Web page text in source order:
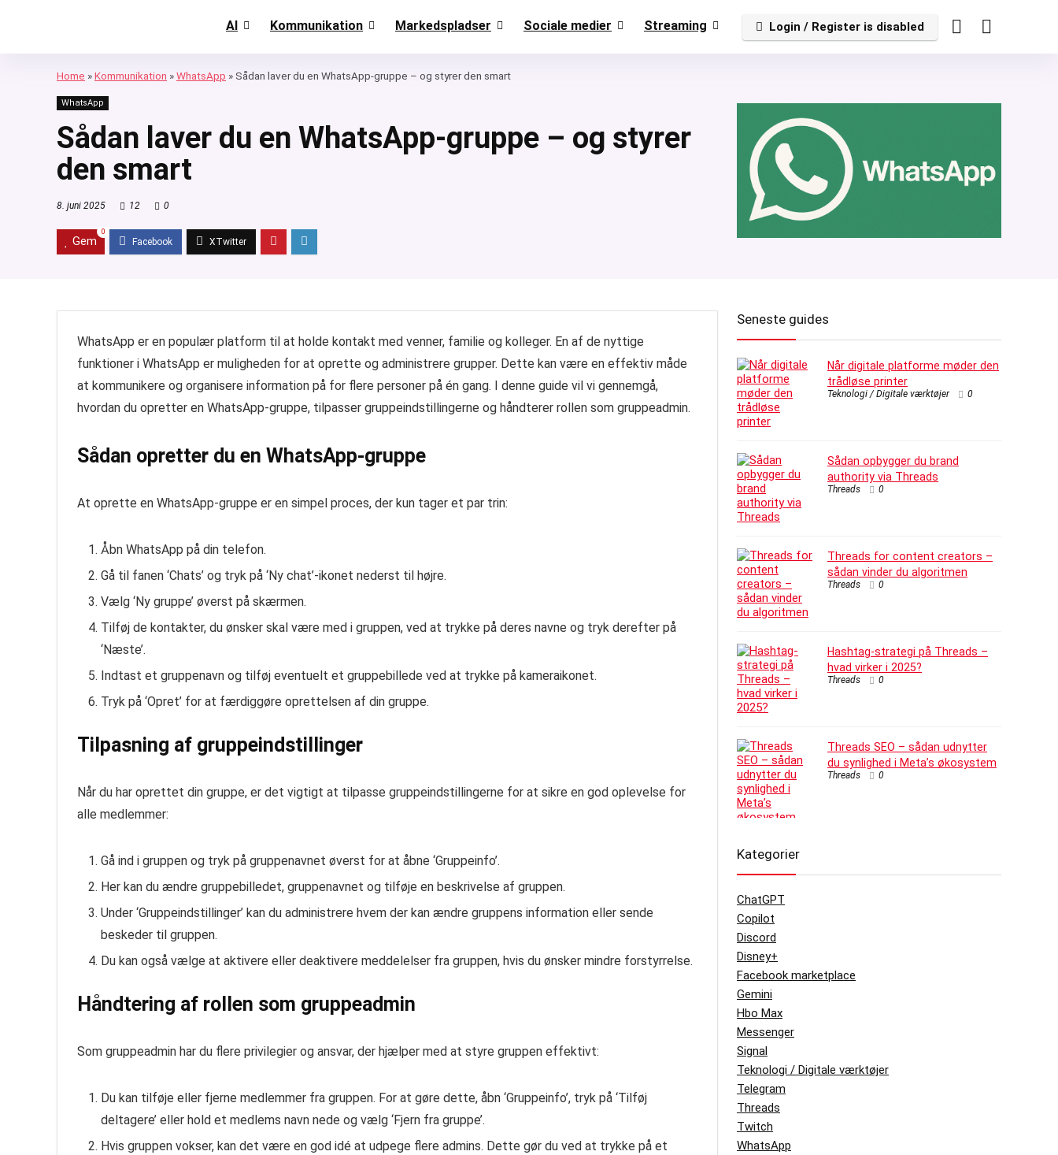
AI Kommunikation Markedspladser Sociale medier Streaming Login / Register is disabled
Home »Kommunikation »WhatsApp »Sådan laver du en WhatsApp-gruppe – og styrer den smart
WhatsApp
Sådan laver du en WhatsApp-gruppe – og styrer
den smart
8. juni 2025 12 0
Gem
0
WhatsApp er en populær platform til at holde kontakt med venner, familie og kolleger. En af de nyttige
funktioner i WhatsApp er muligheden for at oprette og administrere grupper. Dette kan være en effektiv måde
at kommunikere og organisere information på for flere personer på én gang. I denne guide vil vi gennemgå,
hvordan du opretter en WhatsApp-gruppe, tilpasser gruppeindstillingerne og håndterer rollen som gruppeadmin.
Sådan opretter du en WhatsApp-gruppe
At oprette en WhatsApp-gruppe er en simpel proces, der kun tager et par trin:
Åbn WhatsApp på din telefon.
Gå til fanen ‘Chats’ og tryk på ‘Ny chat’-ikonet nederst til højre.
Vælg ‘Ny gruppe’ øverst på skærmen.
Tilføj de kontakter, du ønsker skal være med i gruppen, ved at trykke på deres navne og tryk derefter på
‘Næste’.
Indtast et gruppenavn og tilføj eventuelt et gruppebillede ved at trykke på kameraikonet.
Tryk på ‘Opret’ for at færdiggøre oprettelsen af din gruppe.
Tilpasning af gruppeindstillinger
Når du har oprettet din gruppe, er det vigtigt at tilpasse gruppeindstillingerne for at sikre en god oplevelse for
alle medlemmer:
Gå ind i gruppen og tryk på gruppenavnet øverst for at åbne ‘Gruppeinfo’.
Her kan du ændre gruppebilledet, gruppenavnet og tilføje en beskrivelse af gruppen.
Under ‘Gruppeindstillinger’ kan du administrere hvem der kan ændre gruppens information eller sende
beskeder til gruppen.
Du kan også vælge at aktivere eller deaktivere meddelelser fra gruppen, hvis du ønsker mindre forstyrrelse.
Håndtering af rollen som gruppeadmin
Som gruppeadmin har du flere privilegier og ansvar, der hjælper med at styre gruppen effektivt:
Du kan tilføje eller fjerne medlemmer fra gruppen. For at gøre dette, åbn ‘Gruppeinfo’, tryk på ‘Tilføj
deltagere’ eller hold et medlems navn nede og vælg ‘Fjern fra gruppe’.
Hvis gruppen vokser, kan det være en god idé at udpege flere admins. Dette gør du ved at trykke på et
Seneste guides
Når digitale platforme møder den
trådløse printer
Teknologi / Digitale værktøjer 0
Sådan opbygger du brand
authority via Threads
Threads 0
Threads for content creators –
sådan vinder du algoritmen
Threads 0
Hashtag-strategi på Threads –
hvad virker i 2025?
Threads 0
Threads SEO – sådan udnytter
du synlighed i Meta’s økosystem
Threads 0
Kategorier
ChatGPT
Copilot
Discord
Disney+
Facebook marketplace
Gemini
Hbo Max
Messenger
Signal
Teknologi / Digitale værktøjer
Telegram
Threads
Twitch
WhatsApp